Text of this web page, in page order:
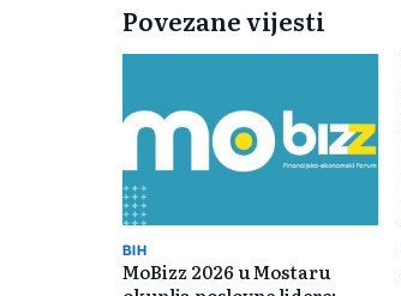
Povezane vijesti
BIH
MoBizz 2026 u Mostaru